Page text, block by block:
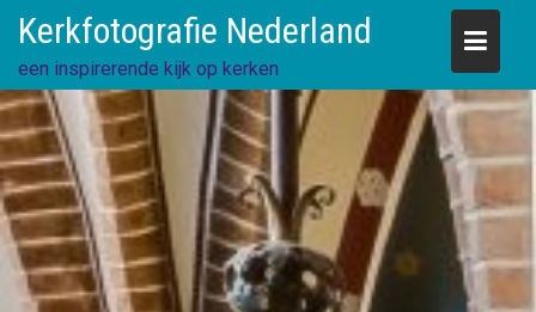
content
Kerkfotografie Nederland
een inspirerende kijk op kerken